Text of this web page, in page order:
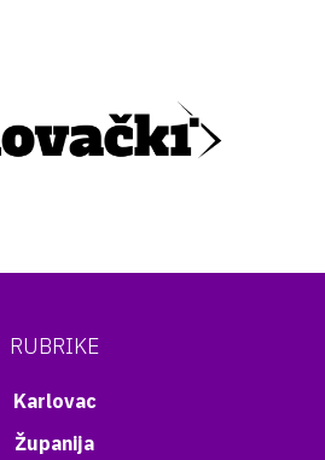
RUBRIKE
Karlovac
Županija